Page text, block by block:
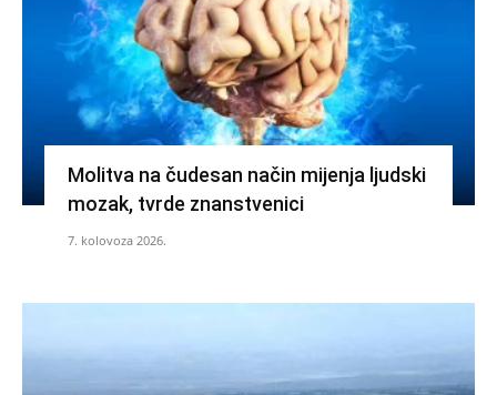
Molitva na čudesan način mijenja ljudski
mozak, tvrde znanstvenici
7. kolovoza 2026.